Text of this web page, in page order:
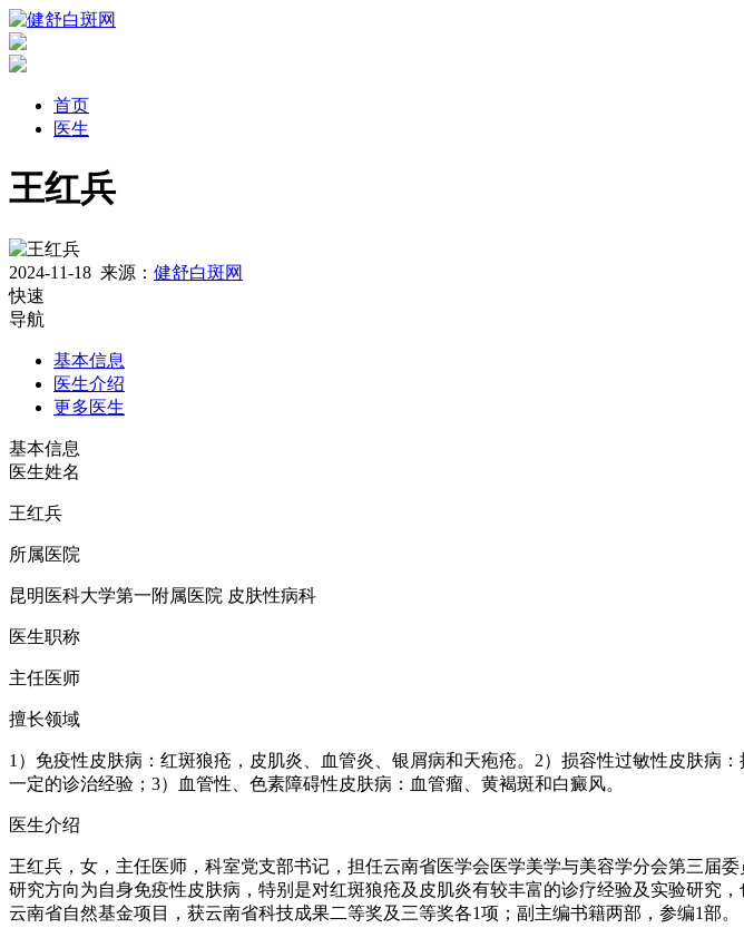
首页
医生
王红兵
2024-11-18 来源： 健舒白斑网
快速
导航
基本信息
医生介绍
更多医生
基本信息
医生姓名
王红兵
所属医院
昆明医科大学第一附属医院 皮肤性病科
医生职称
主任医师
擅长领域
1）免疫性皮肤病：红斑狼疮，皮肌炎、血管炎、银屑病和天疱疮。2）损容性过敏性皮肤病
一定的诊治经验；3）血管性、色素障碍性皮肤病：血管瘤、黄褐斑和白癜风。
医生介绍
王红兵，女，主任医师，科室党支部书记，担任云南省医学会医学美学与美容学分会第三届
研究方向为自身免疫性皮肤病，特别是对红斑狼疮及皮肌炎有较丰富的诊疗经验及实验研究
云南省自然基金项目，获云南省科技成果二等奖及三等奖各1项；副主编书籍两部，参编1部。